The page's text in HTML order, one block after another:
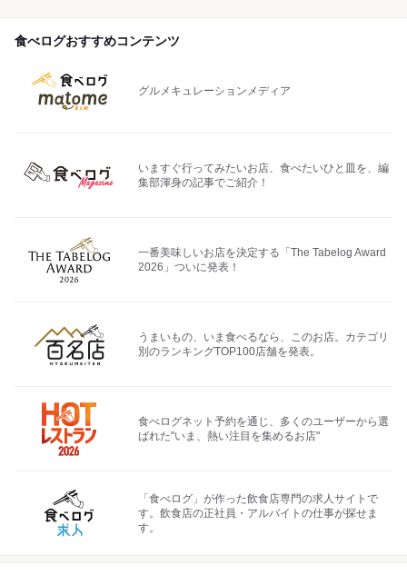
食べログおすすめコンテンツ
グルメキュレーションメディア
いますぐ行ってみたいお店、食べたいひと皿を、編
集部渾身の記事でご紹介！
一番美味しいお店を決定する「The Tabelog Award
2026」ついに発表！
うまいもの、いま食べるなら、このお店。カテゴリ
別のランキングTOP100店舗を発表。
食べログネット予約を通じ、多くのユーザーから選
ばれた"いま、熱い注目を集めるお店"
「食べログ」が作った飲食店専門の求人サイトで
す。飲食店の正社員・アルバイトの仕事が探せま
す。